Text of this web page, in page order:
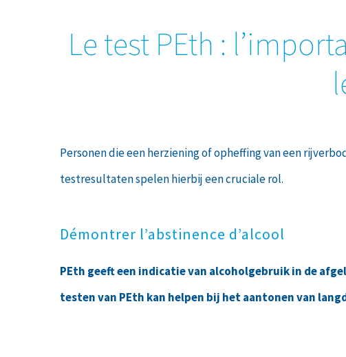
Le test PEth :
Personen die een herziening of opheffing van een
testresultaten spelen hierbij een cruciale rol.
Démontrer l’abstinence d’alcool
PEth geeft een indicatie van alcoholgebruik in de
testen van PEth kan helpen bij het aantonen van